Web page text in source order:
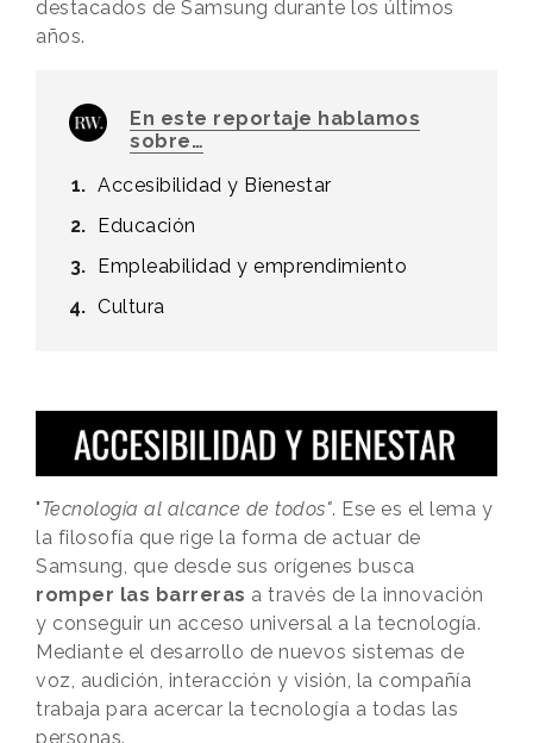
destacados de Samsung durante los últimos
años.
En este reportaje hablamos
sobre…
Accesibilidad y Bienestar
Educación
Empleabilidad y emprendimiento
Cultura
"Tecnología al alcance de todos". Ese es el lema y
la filosofía que rige la forma de actuar de
Samsung, que desde sus orígenes busca
romper las barreras a través de la innovación
y conseguir un acceso universal a la tecnología.
Mediante el desarrollo de nuevos sistemas de
voz, audición, interacción y visión, la compañía
trabaja para acercar la tecnología a todas las
personas.